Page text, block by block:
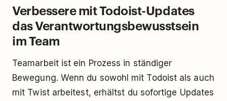
Verbessere mit Todoist-Updates
das Verantwortungsbewusstsein
im Team
Teamarbeit ist ein Prozess in ständiger
Bewegung. Wenn du sowohl mit Todoist als auch
mit Twist arbeitest, erhältst du sofortige Updates